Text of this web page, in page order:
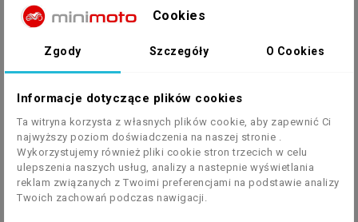
SEARCH IN BLOG
Cookies
Zgody Szczegóły O Cookies
Informacje dotyczące plików cookies
Ta witryna korzysta z własnych plików cookie, aby zapewnić Ci
najwyższy poziom doświadczenia na naszej stronie .
Wykorzystujemy również pliki cookie stron trzecich w celu
ulepszenia naszych usług, analizy a nastepnie wyświetlania
reklam związanych z Twoimi preferencjami na podstawie analizy
Twoich zachowań podczas nawigacji.